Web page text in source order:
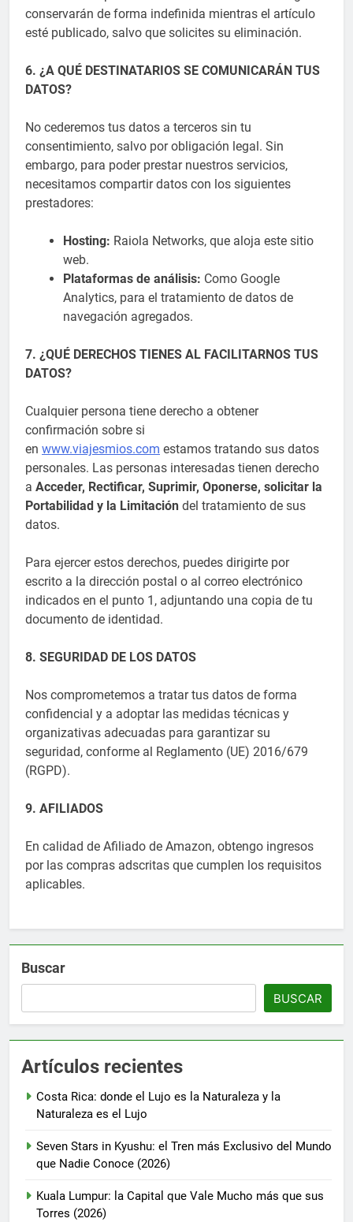
conservarán de forma indefinida mientras el artículo
esté publicado, salvo que solicites su eliminación.
6. ¿A QUÉ DESTINATARIOS SE COMUNICARÁN TUS
DATOS?
No cederemos tus datos a terceros sin tu
consentimiento, salvo por obligación legal. Sin
embargo, para poder prestar nuestros servicios,
necesitamos compartir datos con los siguientes
prestadores:
Hosting: Raiola Networks, que aloja este sitio
web.
Plataformas de análisis: Como Google
Analytics, para el tratamiento de datos de
navegación agregados.
7. ¿QUÉ DERECHOS TIENES AL FACILITARNOS TUS
DATOS?
Cualquier persona tiene derecho a obtener
confirmación sobre si
en www.viajesmios.com estamos tratando sus datos
personales. Las personas interesadas tienen derecho
a Acceder, Rectificar, Suprimir, Oponerse, solicitar la
Portabilidad y la Limitación del tratamiento de sus
datos.
Para ejercer estos derechos, puedes dirigirte por
escrito a la dirección postal o al correo electrónico
indicados en el punto 1, adjuntando una copia de tu
documento de identidad.
8. SEGURIDAD DE LOS DATOS
Nos comprometemos a tratar tus datos de forma
confidencial y a adoptar las medidas técnicas y
organizativas adecuadas para garantizar su
seguridad, conforme al Reglamento (UE) 2016/679
(RGPD).
9. AFILIADOS
En calidad de Afiliado de Amazon, obtengo ingresos
por las compras adscritas que cumplen los requisitos
aplicables.
Buscar
BUSCAR
Artículos recientes
Costa Rica: donde el Lujo es la Naturaleza y la
Naturaleza es el Lujo
Seven Stars in Kyushu: el Tren más Exclusivo del Mundo
que Nadie Conoce (2026)
Kuala Lumpur: la Capital que Vale Mucho más que sus
Torres (2026)